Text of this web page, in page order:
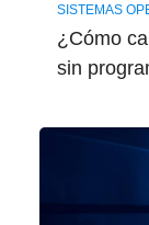
SISTEMAS
¿Cómo
sin